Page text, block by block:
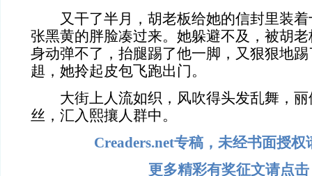
又干了半月，胡老板给她的信封里装着
张黑黄的胖脸凑过来。她躲避不及，被胡
身动弹不了，抬腿踢了他一脚，又狠狠地
趄，她拎起皮包飞跑出门。
大街上人流如织，风吹得头发乱舞，丽
丝，汇入熙攘人群中。
Creaders.net专稿，未经书面授权
更多精彩有奖征文请点